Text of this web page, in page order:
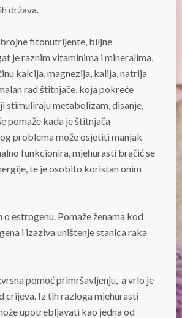
država.
fitonutrijente, biljne
je raznim vitaminima i mineralima,
kalcija, magnezija, kalija, natrija
rad štitnjače, koja pokreće
stimuliraju metabolizam, disanje,
pomaže kada je štitnjača
problema može osjetiti manjak
funkcionira, mjehurasti bračić se
te je osobito koristan onim
estrogenu. Pomaže ženama kod
i izaziva uništenje stanica raka
pomoć primršavljenju, a vrlo je
crijeva. Iz tih razloga mjehurasti
upotrebljavati kao jedna od